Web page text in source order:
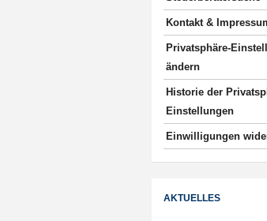
Kontakt &
Privatsphäre-
ändern
Historie der
Einstellungen
Einwilligungen
AKTUELLES